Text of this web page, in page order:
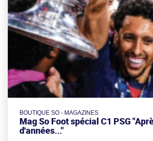
BOUTIQUE SO - MAGAZINES
Mag So Foot spécial C1 PSG
d'années..."